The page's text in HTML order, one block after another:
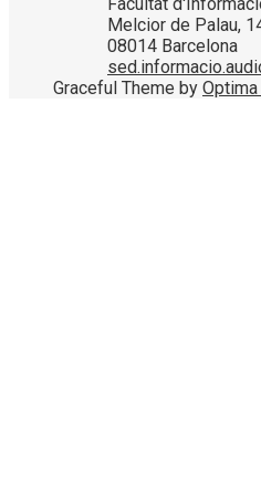
Melcior de Palau,
08014 Barcelona
Graceful Theme by